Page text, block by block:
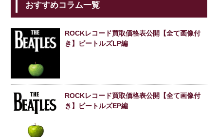
おすすめコラム一覧
ROCKレコード買取価格表公開【全て画像付
き】ビートルズLP編
ROCKレコード買取価格表公開【全て画像付
き】ビートルズEP編